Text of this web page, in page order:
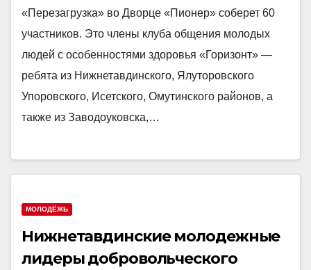
«Перезагрузка» во Дворце «Пионер» соберет 60
участников. Это члены клуба общения молодых
людей с особенностями здоровья «Горизонт» —
ребята из Нижнетавдинского, Ялуторовского
Упоровского, Исетского, Омутинского районов, а
также из Заводоуковска,…
МОЛОДЁЖЬ
Нижнетавдинские молодежные
лидеры добровольческого